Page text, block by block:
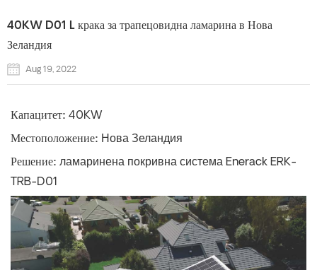
40KW D01 L крака за трапецовидна ламарина в Нова
Зеландия
Aug 19, 2022
Капацитет: 40KW
Местоположение: Нова Зеландия
Решение: ламаринена покривна система Enerack ERK-
TRB-D01